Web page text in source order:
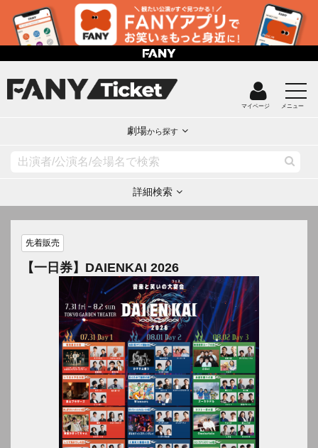
マイページ メニュー
劇場から探す
詳細検索
先着販売
【一日券】DAIENKAI 2026